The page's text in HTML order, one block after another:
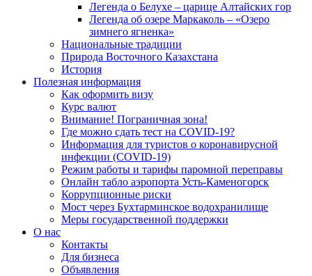
Легенда о Белухе – царице Алтайских гор
Легенда об озере Маркаколь – «Озеро
зимнего ягненка»
Национальные традиции
Природа Восточного Казахстана
История
Полезная информация
Как оформить визу
Курс валют
Внимание! Пограничная зона!
Где можно сдать тест на COVID-19?
Информация для туристов о коронавирусной
инфекции (COVID-19)
Режим работы и тарифы паромной переправы
Онлайн табло аэропорта Усть-Каменогорск
Коррупционные риски
Мост через Бухтарминское водохранилище
Меры государственной поддержки
О нас
Контакты
Для бизнеса
Объявления